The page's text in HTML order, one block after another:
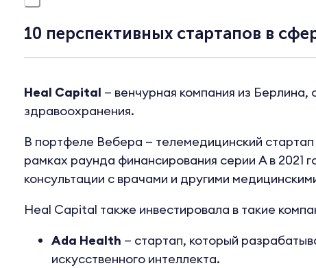
10 перспективных стартапов в
Heal Capital — венчурная компания из Берлина,
здравоохранения.
В портфеле Вебера — телемедицинский
рамках раунда финансирования серии A в 2021
консультации с врачами и другими
Heal Capital также инвестировала в такие
Ada Health — стартап, который
искусственного интеллекта.